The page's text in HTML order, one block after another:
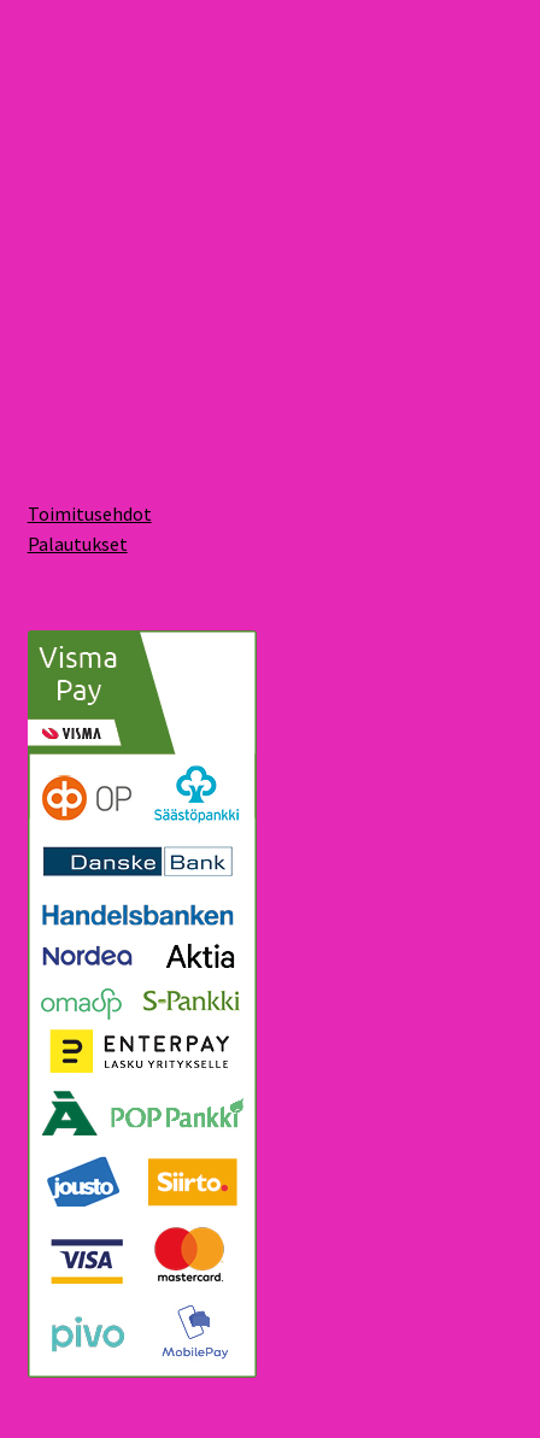
Toimitusehdot
Palautukset